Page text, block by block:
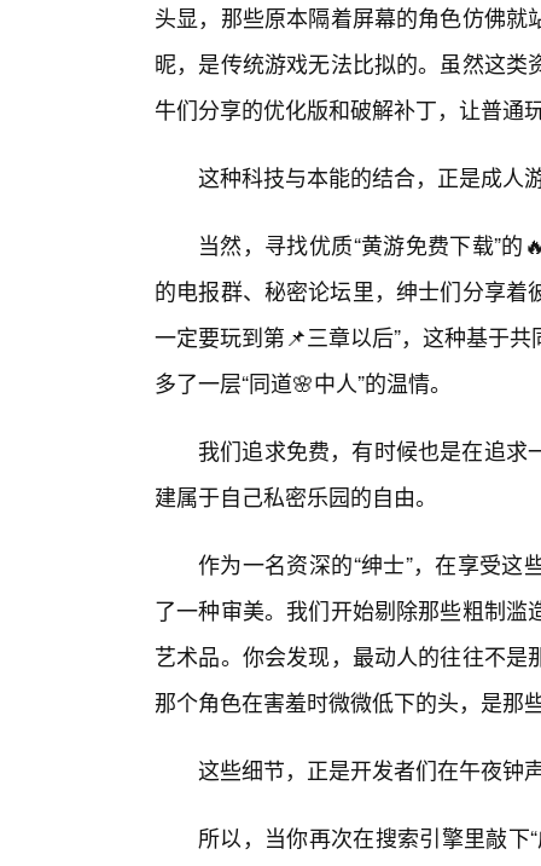
头显，那些原本隔着屏幕的角色仿佛
昵，是传统游戏无法比拟的。虽然这
牛们分享的优化版和破解补丁，让普通
这种科技与本能的结合，正是成人
当然，寻找优质“黄游免费下载”
的电报群、秘密论坛里，绅士们分享着
一定要玩到第📌三章以后”，这种基于
多了一层“同道🌸中人”的温情。
我们追求免费，有时候也是在追
建属于自己私密乐园的自由。
作为一名资深的“绅士”，在享受
了一种审美。我们开始剔除那些粗制
艺术品。你会发现，最动人的往往不
那个角色在害羞时微微低下的头，是那
这些细节，正是开发者们在午夜钟
所以，当你再次在搜索引擎里敲下